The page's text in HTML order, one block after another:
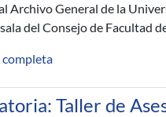
Archivo General de la
del Consejo de Facultad
completa
Taller de